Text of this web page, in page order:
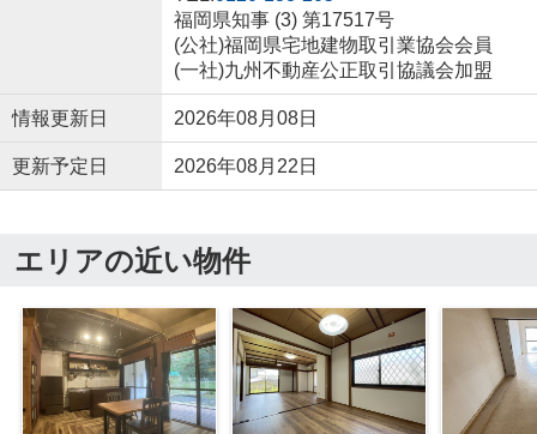
福岡県知事 (3) 第17517号
(公社)福岡県宅地建物取引業協会会員
(一社)九州不動産公正取引協議会加盟
情報更新日 2026年08月08日
更新予定日 2026年08月22日
エリアの近い物件